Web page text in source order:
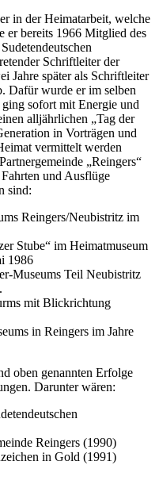
in der Heimatarbeit, welche
er bereits 1966 Mitglied des
Schriftleiter der
Jahre später als Schriftleiter
Dafür wurde er im selben
sofort mit Energie und
alljährlichen „Tag der
in Vorträgen und
vermittelt werden
„Reingers“
und Ausflüge
sind:
Reingers/Neubistritz im
Stube“ im Heimatmuseum
1986
Museums Teil Neubistritz
mit Blickrichtung
in Reingers im Jahre
oben genannten Erfolge
Darunter wären:
Reingers (1990)
in Gold (1991)